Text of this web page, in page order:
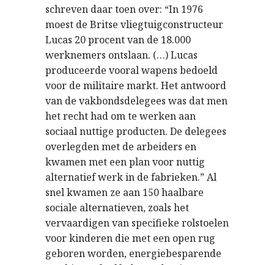
schreven daar toen over: “In 1976
moest de Britse vliegtuigconstructeur
Lucas 20 procent van de 18.000
werknemers ontslaan. (…) Lucas
produceerde vooral wapens bedoeld
voor de militaire markt. Het antwoord
van de vakbondsdelegees was dat men
het recht had om te werken aan
sociaal nuttige producten. De delegees
overlegden met de arbeiders en
kwamen met een plan voor nuttig
alternatief werk in de fabrieken.” Al
snel kwamen ze aan 150 haalbare
sociale alternatieven, zoals het
vervaardigen van specifieke rolstoelen
voor kinderen die met een open rug
geboren worden, energiebesparende